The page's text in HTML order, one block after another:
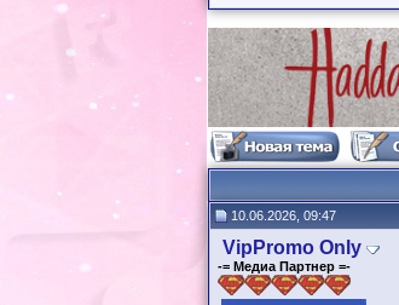
10.06.2026, 09:47
VipPromo Only
-= Медиа Партнер =-